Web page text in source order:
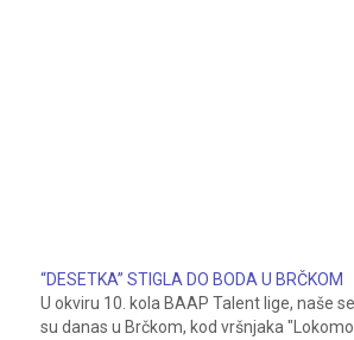
“DESETKA” STIGLA DO BODA U BRČKOM
U okviru 10. kola BAAP Talent lige, naše
su danas u Brčkom, kod vršnjaka